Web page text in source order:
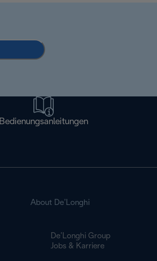
Bedienungsanleitungen
About De’Longhi
De’Longhi Group
Jobs & Karriere